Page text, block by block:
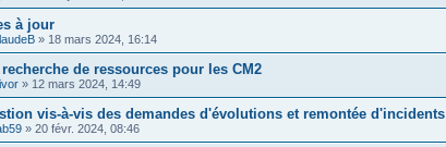
à jour
» 18 mars 2024, 16:14
de ressources pour les CM2
» 12 mars 2024, 14:49
vis-à-vis des demandes d'évolutions et remontée d'incidents
» 20 févr. 2024, 08:46